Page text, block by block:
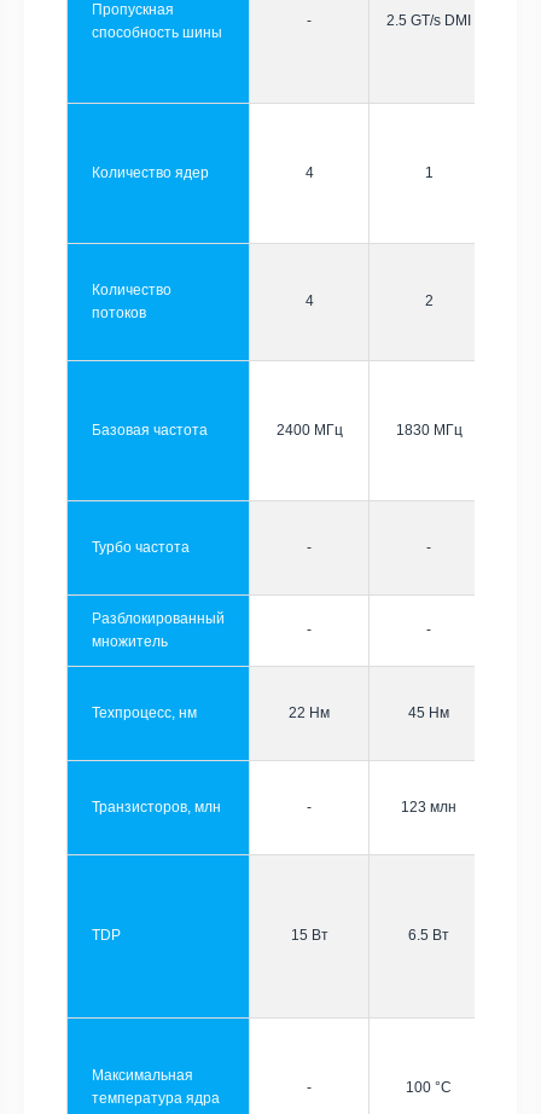
Пропускная
способность шины
- 2.5 GT/s DMI
Количество ядер 4 1
Количество
потоков
4 2
Базовая частота 2400 МГц 1830 МГц
Турбо частота - -
Разблокированный
множитель
- -
Техпроцесс, нм 22 Нм 45 Нм
Транзисторов, млн - 123 млн
TDP 15 Вт 6.5 Вт
Максимальная
температура ядра
- 100 °C